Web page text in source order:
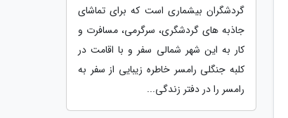
گردشگران بیشماری است که برای تماشای
جاذبه های گردشگری، سرگرمی، مسافرت و
کار به این شهر شمالی سفر و با اقامت در
کلبه جنگلی رامسر خاطره زیبایی از سفر به
رامسر را در دفتر زندگی...